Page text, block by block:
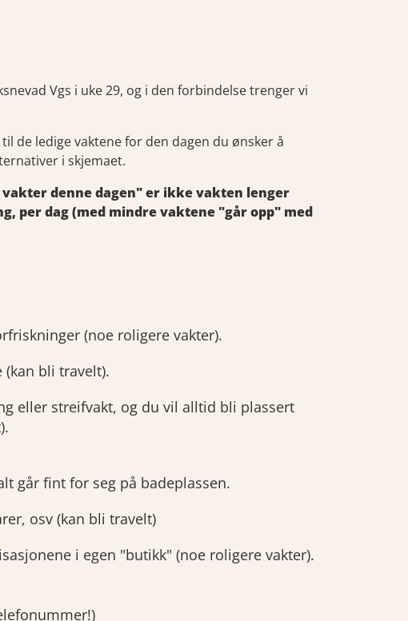
Vgs i uke 29, og i den forbindelse trenger vi
de ledige vaktene for den dagen du ønsker å
i skjemaet.
denne dagen" er ikke vakten lenger
per dag (med mindre vaktene "går opp" med
(noe roligere vakter).
bli travelt).
eller streifvakt, og du vil alltid bli plassert
går fint for seg på badeplassen.
osv (kan bli travelt)
i egen "butikk" (noe roligere vakter).